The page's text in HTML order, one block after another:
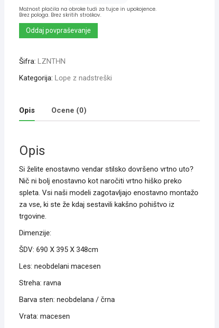
Možnost plačila na obroke tudi za tujce in upokojence.
Brez pologa. Brez skritih stroškov.
Oddaj povpraševanje
Šifra: LZNTHN
Kategorija: Lope z nadstreški
Opis Ocene (0)
Opis
Si želite enostavno vendar stilsko dovršeno vrtno uto?
Nič ni bolj enostavno kot naročiti vrtno hiško preko
spleta. Vsi naši modeli zagotavljajo enostavno montažo
za vse, ki ste že kdaj sestavili kakšno pohištvo iz
trgovine.
Dimenzije:
ŠDV: 690 X 395 X 348cm
Les: neobdelani macesen
Streha: ravna
Barva sten: neobdelana / črna
Vrata: macesen